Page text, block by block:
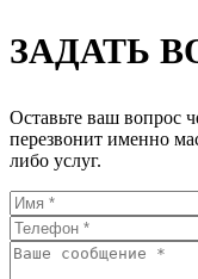
ЗАДАТЬ
Оставьте ваш вопрос
перезвонит именно
либо услуг.